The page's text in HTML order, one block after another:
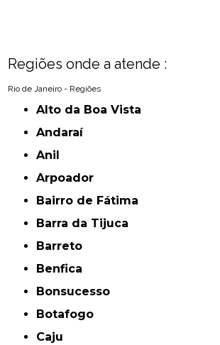
Regiões onde a atende :
Rio de Janeiro - Regiões
Alto da Boa Vista
Andaraí
Anil
Arpoador
Bairro de Fátima
Barra da Tijuca
Barreto
Benfica
Bonsucesso
Botafogo
Caju